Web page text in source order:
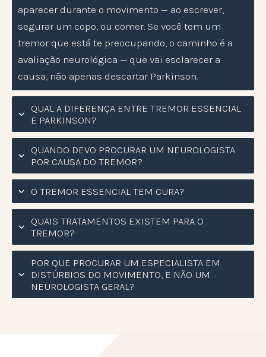
aparecer durante o movimento — ao escrever,
segurar um copo, ou comer. Se você tem um
tremor que está te preocupando, o caminho é a
avaliação neurológica — que vai esclarecer a
causa, não apenas descartar Parkinson.
QUAL A DIFERENÇA ENTRE TREMOR ESSENCIAL
E PARKINSON?
QUANDO DEVO PROCURAR UM NEUROLOGISTA
POR CAUSA DO TREMOR?
O TREMOR ESSENCIAL TEM CURA?
QUAIS TRATAMENTOS EXISTEM PARA O
TREMOR?
POR QUE PROCURAR UM ESPECIALISTA EM
DISTÚRBIOS DO MOVIMENTO, E NÃO UM
NEUROLOGISTA GERAL?